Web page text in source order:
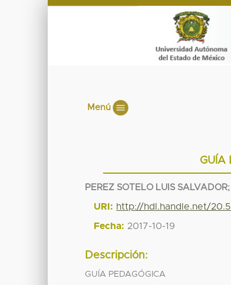
Menú
GUÍA
PEREZ SOTELO LUIS SALVADOR;
URI: http://hdl.handle.net/
Fecha: 2017-10-19
Descripción:
GUÍA PEDAGÓGICA